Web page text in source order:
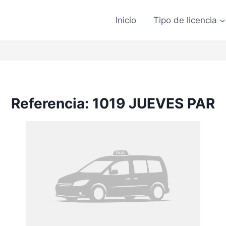
Inicio Tipo de licencia
Referencia: 1019 JUEVES PAR